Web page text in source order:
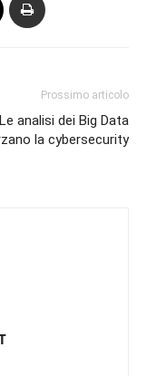
Prossimo articolo
Le analisi dei Big Data
la cybersecurity